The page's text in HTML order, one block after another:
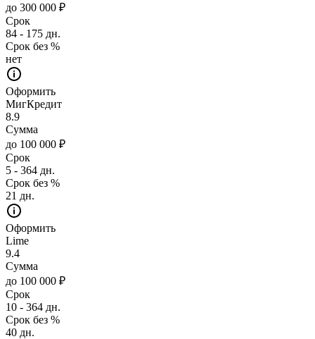
до 300 000 ₽
Срок
84 - 175 дн.
Срок без %
нет
Оформить
МигКредит
8.9
Сумма
до 100 000 ₽
Срок
5 - 364 дн.
Срок без %
21 дн.
Оформить
Lime
9.4
Сумма
до 100 000 ₽
Срок
10 - 364 дн.
Срок без %
40 дн.